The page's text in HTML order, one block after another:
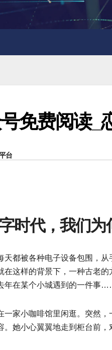
免费阅读_
台
时代，我们为
天都被各种电子设备包围，
在这样的背景下，一种古老
年在某个小城遇到的一件事
一家小咖啡馆里闲逛。突然
。她小心翼翼地走到柜台前